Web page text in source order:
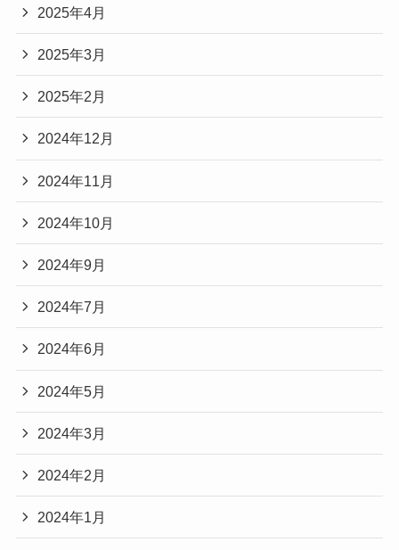
2025年4月
2025年3月
2025年2月
2024年12月
2024年11月
2024年10月
2024年9月
2024年7月
2024年6月
2024年5月
2024年3月
2024年2月
2024年1月